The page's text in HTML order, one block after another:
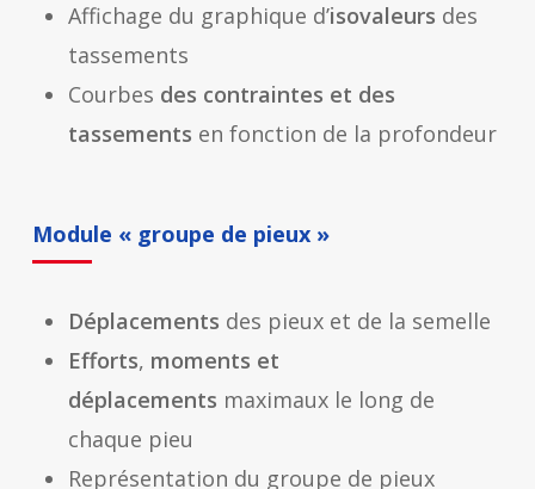
Affichage du graphique d’isovaleurs des
tassements
Courbes des contraintes et des
tassements en fonction de la profondeur
Module « groupe de pieux »
Déplacements des pieux et de la semelle
Efforts, moments et
déplacements maximaux le long de
chaque pieu
Représentation du groupe de pieux